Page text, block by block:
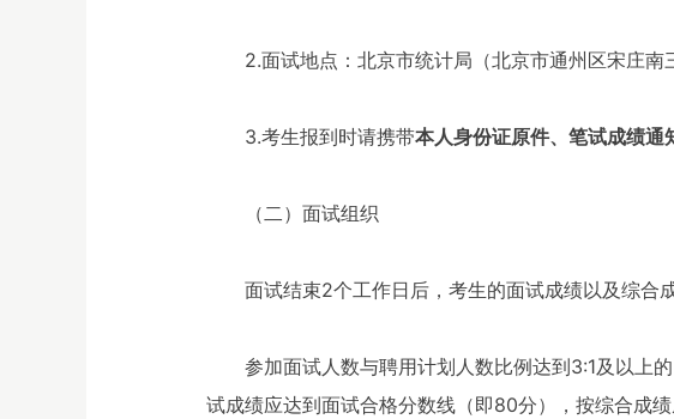
2.面试地点：北京市统计局（北京市通州区宋庄
3.考生报到时请携带本人身份证原件、笔试成绩通
（二）面试组织
面试结束2个工作日后，考生的面试成绩以及综合
参加面试人数与聘用计划人数比例达到3:1及以上
试成绩应达到面试合格分数线（即80分），按综合成